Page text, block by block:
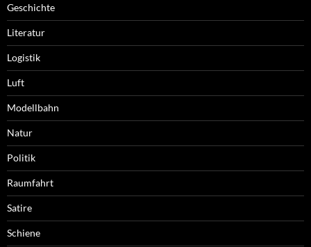
Geschichte
Literatur
Logistik
Luft
Modellbahn
Natur
Politik
Raumfahrt
Satire
Schiene